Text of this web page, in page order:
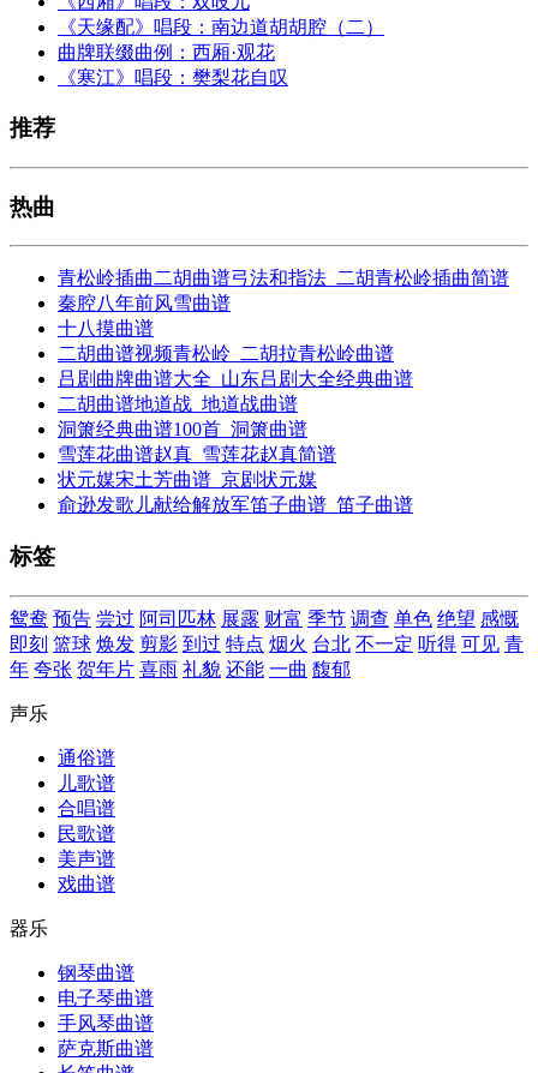
《天缘配》唱段：南边道胡胡腔（二）
曲牌联缀曲例：西厢·观花
《寒江》唱段：樊梨花自叹
推荐
热曲
青松岭插曲二胡曲谱弓法和指法_二胡青松岭插曲简谱
秦腔八年前风雪曲谱
十八摸曲谱
二胡曲谱视频青松岭_二胡拉青松岭曲谱
吕剧曲牌曲谱大全_山东吕剧大全经典曲谱
二胡曲谱地道战_地道战曲谱
洞箫经典曲谱100首_洞箫曲谱
雪莲花曲谱赵真_雪莲花赵真简谱
状元媒宋土芳曲谱_京剧状元媒
俞逊发歌儿献给解放军笛子曲谱_笛子曲谱
标签
鸳鸯 预告 尝过 阿司匹林 展露 财富 季节 调查 单色 绝望 感慨
即刻 篮球 焕发 剪影 到过 特点 烟火 台北 不一定 听得 可见 青
年 夸张 贺年片 喜雨 礼貌 还能 一曲 馥郁
声乐
通俗谱
儿歌谱
合唱谱
民歌谱
美声谱
戏曲谱
器乐
钢琴曲谱
电子琴曲谱
手风琴曲谱
萨克斯曲谱